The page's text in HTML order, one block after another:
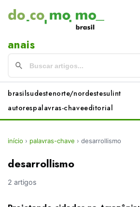
anais
brasilsudestenorte/nordestesulint
autorespalavras-chaveeditorial
início › palavras-chave › desarrollismo
desarrollismo
2 artigos